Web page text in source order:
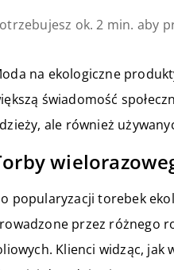
ok. 2 min. aby
na ekologiczne
świadomość
ale również
popularyzacji torebek
przez różnego
Klienci widząc, jak